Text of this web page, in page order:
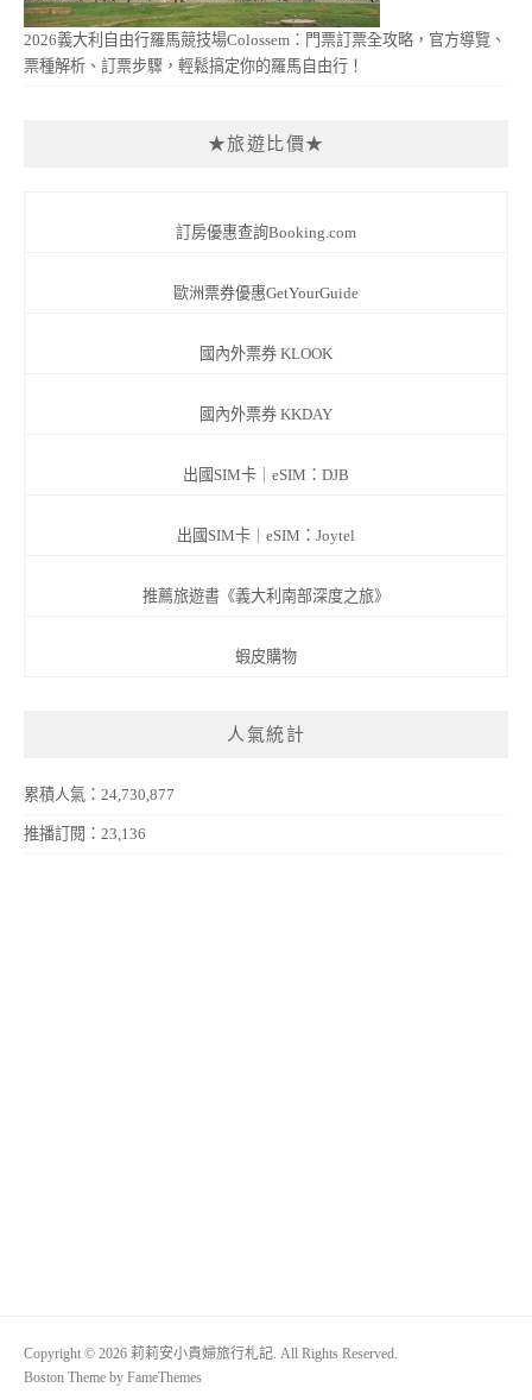
2026義大利自由行羅馬競技場Colossem：門票訂票全攻略，官方導覽、
票種解析、訂票步驟，輕鬆搞定你的羅馬自由行！
★旅遊比價★
訂房優惠查詢Booking.com
歐洲票券優惠GetYourGuide
國內外票券 KLOOK
國內外票券 KKDAY
出國SIM卡｜eSIM：DJB
出國SIM卡｜eSIM：Joytel
推薦旅遊書《義大利南部深度之旅》
蝦皮購物
人氣統計
累積人氣：24,730,877
推播訂閱：23,136
Copyright © 2026 莉莉安小貴婦旅行札記. All Rights Reserved.
Boston Theme by FameThemes